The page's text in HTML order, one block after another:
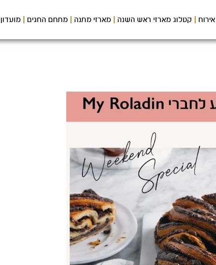
קטלוג מארזי ראש השנה מארזי מתנה מתחם החגים